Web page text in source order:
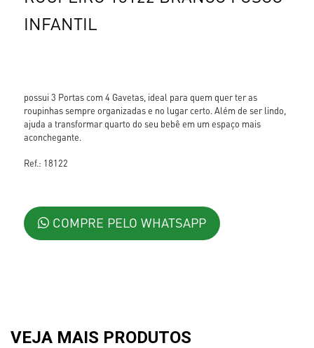
INFANTIL
possui 3 Portas com 4 Gavetas, ideal para quem quer ter as
roupinhas sempre organizadas e no lugar certo. Além de ser lindo,
ajuda a transformar quarto do seu bebê em um espaço mais
aconchegante.
Ref.: 18122
COMPRE PELO WHATSAPP
VEJA MAIS PRODUTOS